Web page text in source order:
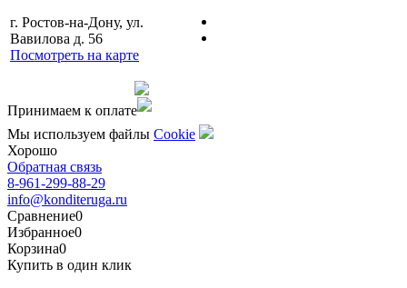
г. Ростов-на-Дону, ул.
Вавилова д. 56
Посмотреть на карте
Принимаем к оплате
Мы используем файлы Сookie
Хорошо
Обратная связь
8-961-299-88-29
info@konditeruga.ru
Сравнение0
Избранное0
Корзина0
Купить в один клик